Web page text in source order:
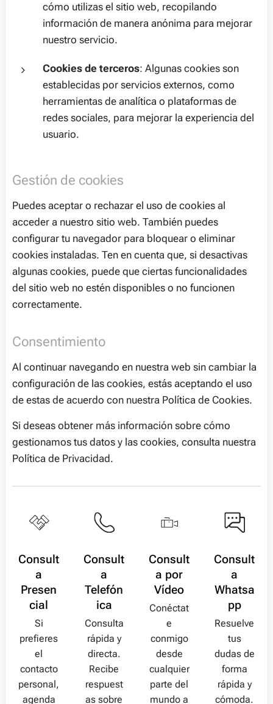
cómo utilizas el sitio web, recopilando
información de manera anónima para mejorar
nuestro servicio.
Cookies de terceros: Algunas cookies son
establecidas por servicios externos, como
herramientas de analítica o plataformas de
redes sociales, para mejorar la experiencia del
usuario.
Gestión de cookies
Puedes aceptar o rechazar el uso de cookies al
acceder a nuestro sitio web. También puedes
configurar tu navegador para bloquear o eliminar
cookies instaladas. Ten en cuenta que, si desactivas
algunas cookies, puede que ciertas funcionalidades
del sitio web no estén disponibles o no funcionen
correctamente.
Consentimiento
Al continuar navegando en nuestra web sin cambiar la
configuración de las cookies, estás aceptando el uso
de estas de acuerdo con nuestra Política de Cookies.
Si deseas obtener más información sobre cómo
gestionamos tus datos y las cookies, consulta nuestra
Política de Privacidad.
Consult
a
Presen
cial
Si
prefieres
el
contacto
personal,
agenda
Consult
a
Telefón
ica
Consulta
rápida y
directa.
Recibe
respuest
as sobre
Consult
a por
Vídeo
Conéctat
e
conmigo
desde
cualquier
parte del
mundo a
Consult
a
Whatsa
pp
Resuelve
tus
dudas de
forma
rápida y
cómoda.